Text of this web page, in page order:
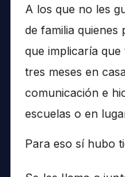
A los que no les
de familia quienes
que implicaría
tres meses en
comunicación e
escuelas o en
Para eso sí hubo